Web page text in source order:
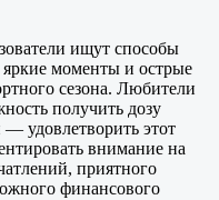
ищут способы
моменты и острые
сезона. Любители
получить дозу
— удовлетворить этот
внимание на
приятного
финансового